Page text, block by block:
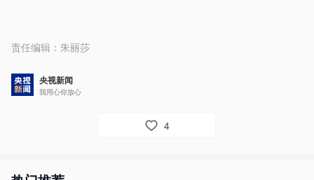
责任编辑： 朱丽莎
央视新闻
我用心你放心
4